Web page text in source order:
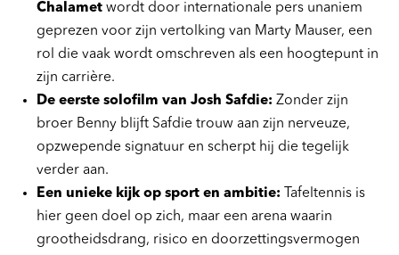
Chalamet wordt door internationale pers unaniem
geprezen voor zijn vertolking van Marty Mauser, een
rol die vaak wordt omschreven als een hoogtepunt in
zijn carrière.
De eerste solofilm van Josh Safdie:Zonder zijn
broer Benny blijft Safdie trouw aan zijn nerveuze,
opzwepende signatuur en scherpt hij die tegelijk
verder aan.
Een unieke kijk op sport en ambitie: Tafeltennis is
hier geen doel op zich, maar een arena waarin
grootheidsdrang, risico en doorzettingsvermogen